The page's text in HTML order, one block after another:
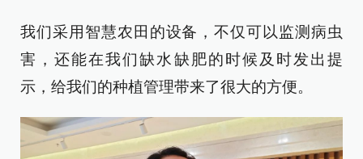
我们采用智慧农田的设备，不仅可以监测病虫
害，还能在我们缺水缺肥的时候及时发出提
示，给我们的种植管理带来了很大的方便。